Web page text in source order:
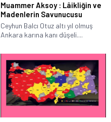
Muammer Aksoy : Lâikliğin ve
Madenlerin Savunucusu
Ceyhun Balcı Otuz altı yıl olmuş
Ankara karına kanı düşeli....